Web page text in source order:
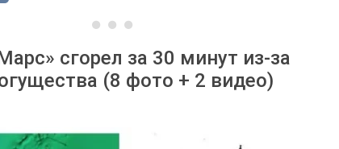
сгорел за 30 минут из-за
(8 фото + 2 видео)